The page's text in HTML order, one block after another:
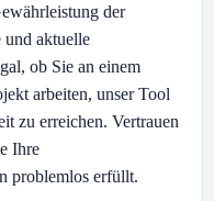
der
und aktuelle
ob Sie an einem
arbeiten, unser Tool
zu erreichen. Vertrauen
Ihre
problemlos erfüllt.